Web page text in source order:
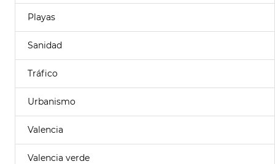
Playas
Sanidad
Tráfico
Urbanismo
Valencia
Valencia verde